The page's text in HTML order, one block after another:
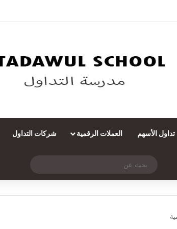
تداول الأسهم العملات الرقمية شركات التداول
تسجيل الدخول
مقال عشوائي
عن